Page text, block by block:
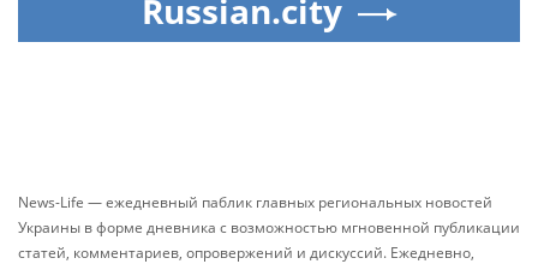
Russian.city
News-Life — ежедневный паблик главных региональных новостей
Украины в форме дневника с возможностью мгновенной публикации
статей, комментариев, опровержений и дискуссий. Ежедневно,